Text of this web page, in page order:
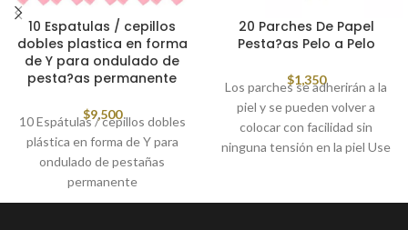
10 Espatulas / cepillos
dobles plastica en forma
de Y para ondulado de
pesta?as permanente
$9,500
10 Espátulas / cepillos dobles
plástica en forma de Y para
ondulado de pestañas
permanente
20 Parches De Papel
Pesta?as Pelo a Pelo
$1,350
Los parches se adherirán a la
piel y se pueden volver a
colocar con facilidad sin
ninguna tensión en la piel Use
inferiores, ideal para la